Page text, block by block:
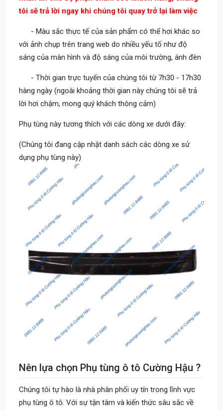
tôi sẽ trả lời ngay khi chúng tôi quay trở lại làm việc
- Màu sắc thực tế của sản phẩm có thể hơi khác so
với ảnh chụp trên trang web do nhiều yếu tố như độ
sáng của màn hình và độ sáng của môi trường, ánh đèn
- Thời gian trực tuyến của chúng tôi từ 7h30 - 17h30
hàng ngày (ngoài khoảng thời gian này chúng tôi sẽ trả
lời hơi chậm, mong quý khách thông cảm)
Phụ tùng này tương thích với các dòng xe dưới đây:
(Chúng tôi đang cập nhật danh sách các dòng xe sử
dụng phụ tùng này)
Nên lựa chọn Phụ tùng ô tô Cường Hậu ?
Chúng tôi tự hào là nhà phân phối uy tín trong lĩnh vực
phụ tùng ô tô. Với sự tận tâm và kiến thức sâu sắc về